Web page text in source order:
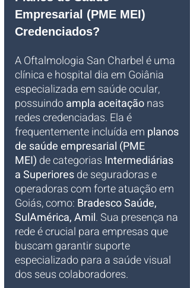
Empresarial (PME MEI)
Credenciados?
A Oftalmologia San Charbel é uma
clínica e hospital dia em Goiânia
especializada em saúde ocular,
possuindo ampla aceitação nas
redes credenciadas. Ela é
frequentemente incluída em planos
de saúde empresarial (PME
MEI) de categorias Intermediárias
a Superiores de seguradoras e
operadoras com forte atuação em
Goiás, como: Bradesco Saúde,
SulAmérica, Amil. Sua presença na
rede é crucial para empresas que
buscam garantir suporte
especializado para a saúde visual
dos seus colaboradores.